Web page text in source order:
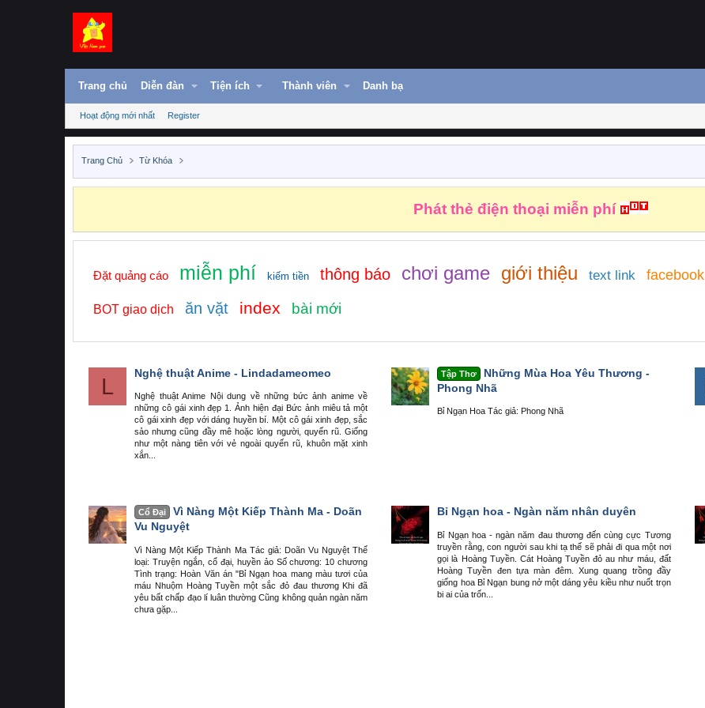
Trang chủ Diễn đàn Tiện ích Thành viên Danh bạ
Hoạt động mới nhất Register
Trang Chủ Từ Khóa
Phát thẻ điện thoại miễn phí
Đặt quảng cáo miễn phí kiếm tiền thông báo chơi game giới thiệu text link facebook
BOT giao dịch ăn vặt index bài mới
L
Nghệ thuật Anime - Lindadameomeo
Nghệ thuật Anime Nội dung về những bức ảnh anime về
những cô gái xinh đẹp 1. Ảnh hiện đại Bức ảnh miêu tả một
cô gái xinh đẹp với dáng huyền bí. Một cô gái xinh đẹp, sắc
sảo nhưng cũng đầy mê hoặc lòng người, quyến rũ. Giống
như một nàng tiên với vẻ ngoài quyến rũ, khuôn mặt xinh
xắn...
Tập Thơ
Những Mùa Hoa Yêu Thương -
Phong Nhã
Bỉ Ngạn Hoa Tác giả: Phong Nhã
Cổ Đại
Vì Nàng Một Kiếp Thành Ma - Doãn
Vu Nguyệt
Vì Nàng Một Kiếp Thành Ma Tác giả: Doãn Vu Nguyệt Thể
loại: Truyện ngắn, cổ đại, huyền ảo Số chương: 10 chương
Tình trạng: Hoàn Văn án "Bỉ Ngạn hoa mang màu tươi của
máu Nhuộm Hoàng Tuyền một sắc đỏ đau thương Khi đã
yêu bất chấp đạo lí luân thường Cũng không quản ngàn năm
chưa gặp...
Bỉ Ngạn hoa - Ngàn năm nhân duyên
Bỉ Ngạn hoa - ngàn năm đau thương đến cùng cực Tương
truyền rằng, con người sau khi tạ thế sẽ phải đi qua một nơi
gọi là Hoàng Tuyền. Cát Hoàng Tuyền đỏ au như máu, đất
Hoàng Tuyền đen tựa màn đêm. Xung quang trồng đầy
giống hoa Bỉ Ngạn bung nở một dáng yêu kiều như nuốt trọn
bi ai của trốn...